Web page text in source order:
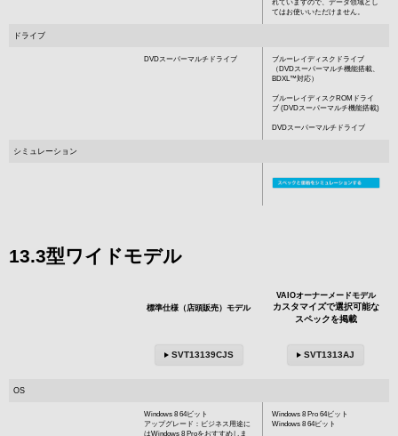
れていますので、データ領域とし
てはお使いいただけません。
ドライブ
DVDスーパーマルチドライブ
ブルーレイディスクドライブ
（DVDスーパーマルチ機能搭載、
BDXL™対応）
ブルーレイディスクROMドライ
ブ (DVDスーパーマルチ機能搭載)
DVDスーパーマルチドライブ
シミュレーション
13.3型ワイドモデル
標準仕様（店頭販売）モデル
VAIOオーナーメードモデル
カスタマイズで選択可能な
スペックを掲載
SVT13139CJS SVT1313AJ
OS
Windows 8 64ビット
アップグレード：ビジネス用途に
はWindows 8 Proをおすすめしま
Windows 8 Pro 64ビット
Windows 8 64ビット